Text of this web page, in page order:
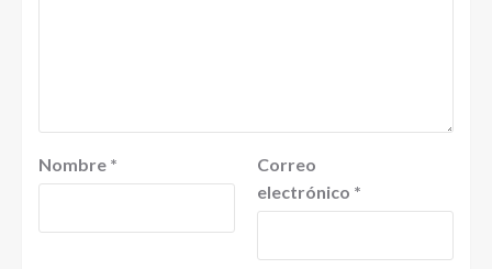
Nombre *
Correo
electrónico *